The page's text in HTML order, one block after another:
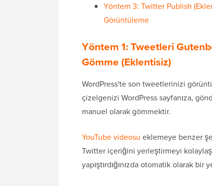
Yöntem 3: Twitter Publish
Görüntüleme
Yöntem 1: Tweetleri
Gömme (Eklentisiz)
WordPress'te son tweetlerinizi
çizelgenizi WordPress sayfanıza,
manuel olarak gömmektir.
YouTube videosu eklemeye benzer
Twitter içeriğini yerleştirmeyi
yapıştırdığınızda otomatik olarak